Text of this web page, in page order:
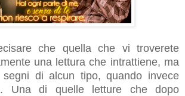
che quella che vi troverete
una lettura che intrattiene, ma
di alcun tipo, quando invece
Una di quelle letture che dopo